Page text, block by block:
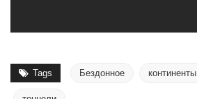
Tags Бездонное континенты